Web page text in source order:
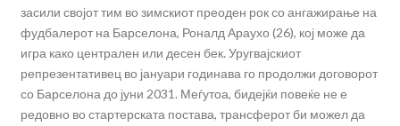
засили својот тим во зимскиот преоден рок со ангажирање на
фудбалерот на Барселона, Роналд Араухо (26), кој може да
игра како централен или десен бек. Уругвајскиот
репрезентативец во јануари годинава го продолжи договорот
со Барселона до јуни 2031. Меѓутоа, бидејќи повеќе не е
редовно во стартерската постава, трансферот би можел да